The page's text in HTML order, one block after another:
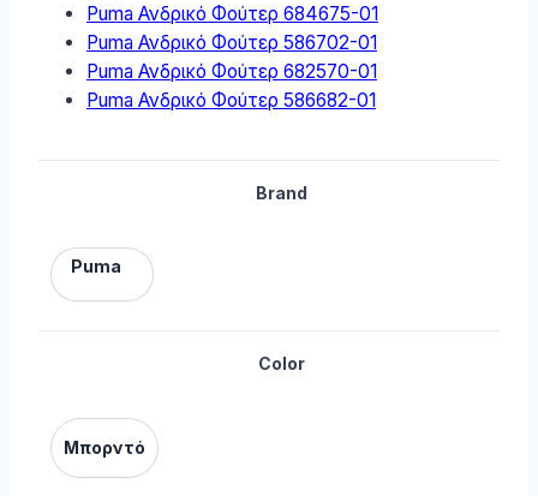
Puma Ανδρικό Φούτερ 684675-01
Puma Ανδρικό Φούτερ 586702-01
Puma Ανδρικό Φούτερ 682570-01
Puma Ανδρικό Φούτερ 586682-01
Brand
Puma
Color
Μπορντό